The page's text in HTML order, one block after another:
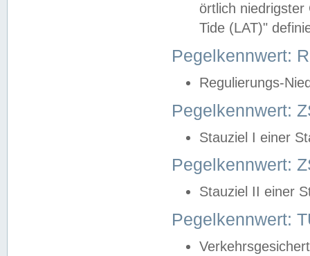
örtlich
Tide (LAT)"
Pegelkennwert:
Regulierungs-
Pegelkennwert:
Stauziel I einer
Pegelkennwert:
Stauziel II einer
Pegelkennwert: